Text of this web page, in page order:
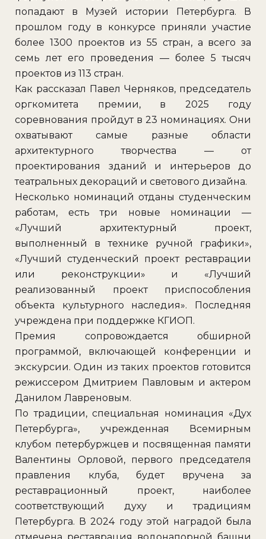
попадают в Музей истории Петербурга. В
прошлом году в конкурсе приняли участие
более 1300 проектов из 55 стран, а всего за
семь лет его проведения — более 5 тысяч
проектов из 113 стран.
Как рассказал Павел Черняков, председатель
оргкомитета премии, в 2025 году
соревнования пройдут в 23 номинациях. Они
охватывают самые разные области
архитектурного творчества — от
проектирования зданий и интерьеров до
театральных декораций и светового дизайна.
Несколько номинаций отданы студенческим
работам, есть три новые номинации —
«Лучший архитектурный проект,
выполненный в технике ручной графики»,
«Лучший студенческий проект реставрации
или реконструкции» и «Лучший
реализованный проект приспособления
объекта культурного наследия». Последняя
учреж­дена при поддержке КГИОП.
Премия сопровождается обширной
программой, включающей конференции и
экскурсии. Один из таких проектов готовится
режиссером Дмитрием Павловым и актером
Данилом Лавреновым.
По традиции, специальная номинация «Дух
Петербурга», учрежденная Всемирным
клубом петербуржцев и посвященная памяти
Валентины Орловой, первого председателя
правления клуба, будет вручена за
реставрационный проект, наиболее
соответствующий духу и традициям
Петербурга. В 2024 году этой наградой была